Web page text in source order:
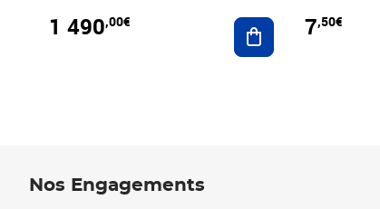
1 490,00€ Ajouter au panier
7,50€
Nos Engagements